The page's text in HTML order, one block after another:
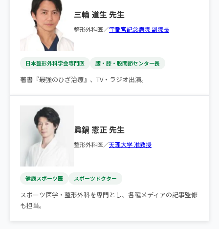
三輪 道生 先生
整形外科医／宇都宮記念病院 副院長
日本整形外科学会専門医 腰・膝・股関節センター長
著書『最強のひざ治療』、TV・ラジオ出演。
眞鍋 憲正 先生
整形外科医／天理大学 准教授
健康スポーツ医 スポーツドクター
スポーツ医学・整形外科を専門とし、各種メディアの記事監修
も担当。